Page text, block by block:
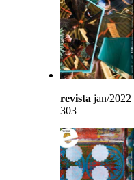
revista jan/2022
303